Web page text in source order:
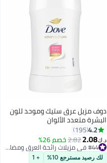
دوف مزيل عرق ستيك وموحد للون
البشرة متعدد الألوان
4.2
195
د.ك‏2.08
2.82خصم 26%
تم بيع +80 مؤخرًا
لك رصيد مسترجع 10% + 1